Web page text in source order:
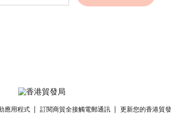
應用程式 訂閱商貿全接觸電郵通訊 更新您的香港貿